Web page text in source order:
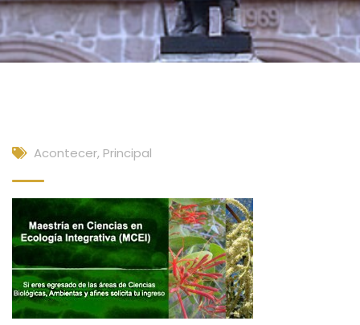
Acontecer, Principal